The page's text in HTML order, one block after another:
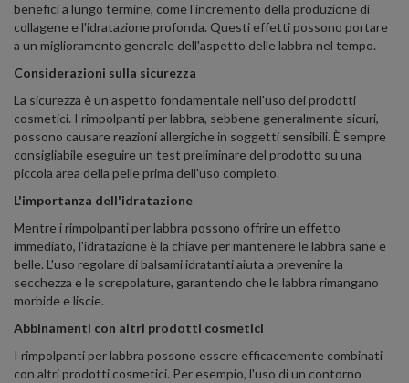
benefici a lungo termine, come l'incremento della produzione di
collagene e l'idratazione profonda. Questi effetti possono portare
a un miglioramento generale dell'aspetto delle labbra nel tempo.
Considerazioni sulla sicurezza
La sicurezza è un aspetto fondamentale nell'uso dei prodotti
cosmetici. I rimpolpanti per labbra, sebbene generalmente sicuri,
possono causare reazioni allergiche in soggetti sensibili. È sempre
consigliabile eseguire un test preliminare del prodotto su una
piccola area della pelle prima dell'uso completo.
L'importanza dell'idratazione
Mentre i rimpolpanti per labbra possono offrire un effetto
immediato, l'idratazione è la chiave per mantenere le labbra sane e
belle. L'uso regolare di balsami idratanti aiuta a prevenire la
secchezza e le screpolature, garantendo che le labbra rimangano
morbide e liscie.
Abbinamenti con altri prodotti cosmetici
I rimpolpanti per labbra possono essere efficacemente combinati
con altri prodotti cosmetici. Per esempio, l'uso di un contorno